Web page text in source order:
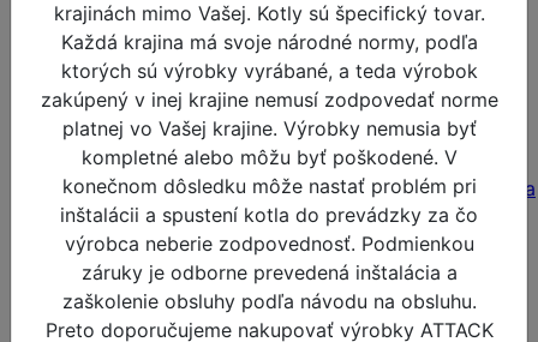
Dopredaj
Novinky
Akcie
Odporúčame
Pelety
Tepelné čerpadla a príslušenstvo
MONOBLOK: vonkajšia - vnútorna jednotka
Príslušenstvo pre tepelné čerpadlá
Zásobníky TÚV pre tepelné čerpadlá
Akumulačné zásobníky pre tepelné
čerpadlá
FANCOIL
krajinách mimo Vašej. Kotly sú špecifický tovar.
Každá krajina má svoje národné normy, podľa
ktorých sú výrobky vyrábané, a teda výrobok
zakúpený v inej krajine nemusí zodpovedať norme
platnej vo Vašej krajine. Výrobky nemusia byť
kompletné alebo môžu byť poškodené. V
konečnom dôsledku môže nastať problém pri
inštalácii a spustení kotla do prevádzky za čo
výrobca neberie zodpovednosť. Podmienkou
záruky je odborne prevedená inštalácia a
zaškolenie obsluhy podľa návodu na obsluhu.
Preto doporučujeme nakupovať výrobky ATTACK